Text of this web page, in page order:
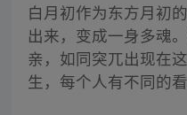
白月初作为东方月初
出来，变成一身多魂
亲，如同突兀出现在
生，每个人有不同的看